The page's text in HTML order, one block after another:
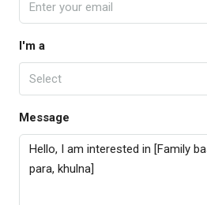
I'm a
Select
Message